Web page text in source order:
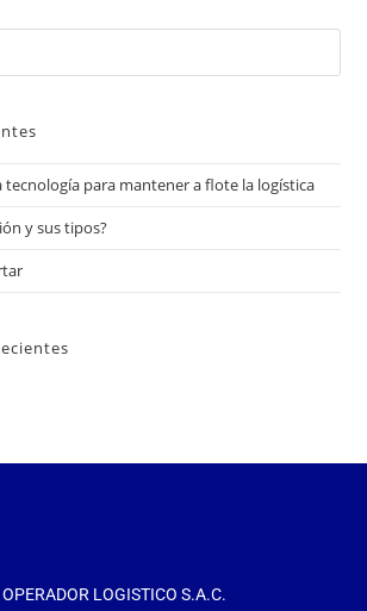
tecnología para mantener a flote la logística
y sus tipos?
LOGISTICO S.A.C.